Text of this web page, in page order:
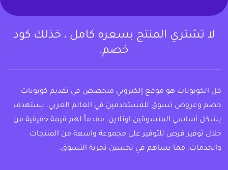
لا تشتري المنتج بسعره كامل ، خذلك كود
خصم.
كل الكوبونات هو موقع إلكتروني متخصص في تقديم كوبونات
خصم وعروض تسوق للمستخدمين في العالم العربي. يستهدف
بشكل أساسي المتسوقين اونلاين، مقدماً لهم قيمة حقيقية من
خلال توفير فرص للتوفير على مجموعة واسعة من المنتجات
والخدمات، مما يساهم في تحسين تجربة التسوق.